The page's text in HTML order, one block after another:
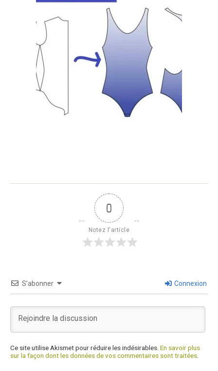
0
Notez l'article
S’abonner Connexion
Ce site utilise Akismet pour réduire les indésirables. En savoir plus
sur la façon dont les données de vos commentaires sont traitées.